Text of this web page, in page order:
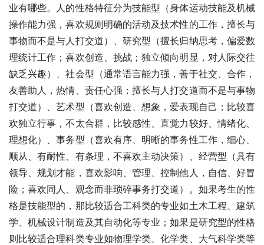
业有哪些。人的性格特征分为技能型（身体运动技能及机械
操作能力强，喜欢规则明确的活动及技术性的工作，擅长与
事物而不是与人打交道）、研究型（擅长归纳思考，偏爱数
理统计工作；喜欢创造、挑战；独立倾向明显，对人际交往
缺乏兴趣）、社会型（通常语言能力强，善于社交、合作，
友善助人，热情、责任心强；擅长与人打交道而不是与事物
打交道）、艺术型（喜欢创造、想象，爱表现自己；比较喜
欢独立行事，不太合群，比较感性、直觉力较好、情绪化、
理想化）、事务型（喜欢有序、明晰的事务性工作，细心、
顺从、有耐性、有条理，不喜欢主动决策）、经营型（具有
领导、规划才能，喜欢影响、管理、控制他人，自信、好冒
险；喜欢同人、观念而非琐碎事务打交道）。如果考生的性
格是技能型的，那比较适合工科类的专业如土木工程、建筑
学、机械设计制造及其自动化等专业；如果是研究型的性格
则比较适合理科类专业如物理学类、化学类、大气科学类等